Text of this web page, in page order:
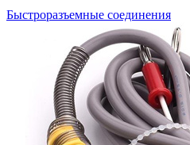
Быстроразъемные соединения